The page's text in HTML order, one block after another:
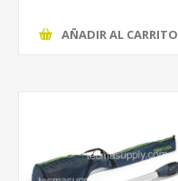
AÑADIR AL CARRITO